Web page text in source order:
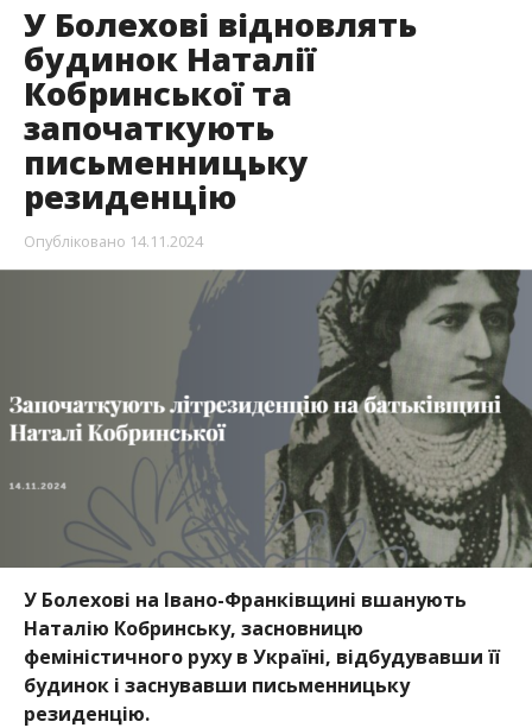
У Болехові відновлять
будинок Наталії
Кобринської та
започаткують
письменницьку
резиденцію
Опубліковано 14.11.2024
У Болехові на Івано-Франківщині вшанують
Наталію Кобринську, засновницю
феміністичного руху в Україні, відбудувавши її
будинок і заснувавши письменницьку
резиденцію.